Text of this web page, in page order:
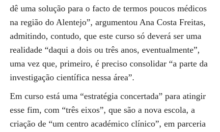
dê uma solução para o facto de termos poucos médicos
na região do Alentejo”, argumentou Ana Costa Freitas,
admitindo, contudo, que este curso só deverá ser uma
realidade “daqui a dois ou três anos, eventualmente”,
uma vez que, primeiro, é preciso consolidar “a parte da
investigação científica nessa área”.
Em curso está uma “estratégia concertada” para atingir
esse fim, com “três eixos”, que são a nova escola, a
criação de “um centro académico clínico”, em parceria